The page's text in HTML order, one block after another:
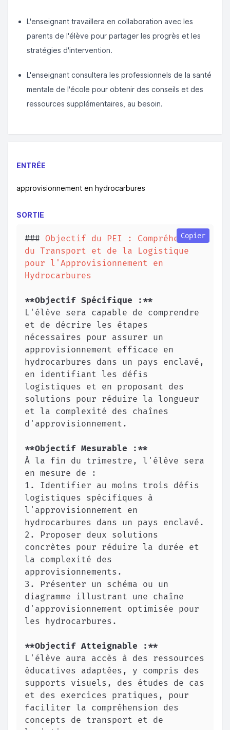
L'enseignant travaillera en collaboration avec les
parents de l'élève pour partager les progrès et les
stratégies d'intervention.
L'enseignant consultera les professionnels de la santé
mentale de l'école pour obtenir des conseils et des
ressources supplémentaires, au besoin.
ENTRÉE
approvisionnement en hydrocarbures
SORTIE
### Objectif du PEI : Compréhension
du Transport et de la Logistique
pour l'Approvisionnement en
Hydrocarbures
**Objectif Spécifique : **
L'élève sera capable de comprendre
et de décrire les étapes
nécessaires pour assurer un
approvisionnement efficace en
hydrocarbures dans un pays enclavé,
en identifiant les défis
logistiques et en proposant des
solutions pour réduire la longueur
et la complexité des chaînes
**Objectif Mesurable : **
À la fin du trimestre, l'élève sera
1.
Identifier au moins trois défis
logistiques spécifiques à
l'approvisionnement en
2.
Proposer deux solutions
concrètes pour réduire la durée et
la complexité des
3.
Présenter un schéma ou un
diagramme illustrant une chaîne
d'approvisionnement optimisée pour
**Objectif Atteignable : **
L'élève aura accès à des ressources
éducatives adaptées, y compris des
supports visuels, des études de cas
et des exercices pratiques, pour
faciliter la compréhension des
concepts de transport et de
Copier